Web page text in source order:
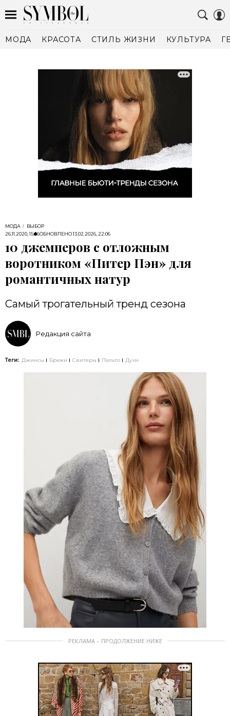
МОДА КРАСОТА СТИЛЬ ЖИЗНИ КУЛЬТУРА
МОДА
ВЫБОР
26.11.2020, 15:56ОБНОВЛЕНО13.02.2026, 22:06
10 джемперов с отложным
воротником «Питер Пэн» для
романтичных натур
Самый трогательный тренд сезона
Редакция сайта
Теги: Джинсы Брюки Свитеры Пальто Духи
РЕКЛАМА – ПРОДОЛЖЕНИЕ НИЖЕ